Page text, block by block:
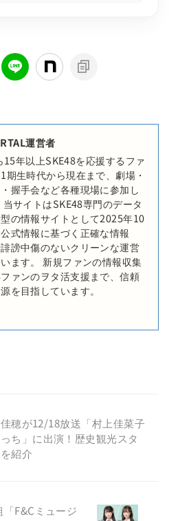
運営者
年以上SKE48を応援するファ
期生時代から現在まで、劇場・
握手会など各種現場に参加し
サイトはSKE48専門のデータ
の情報サイトとして2025年10
式情報に基づく正確な情報
謗中傷のないクリーンな運営
ます。 新規ファンの情報収集
ァンのヲタ活支援まで、信頼
を目指しています。
穂が12/18放送「村上佳菜子
ち」に出演！歴史観光スタ
紹介
「F&Cミュージ